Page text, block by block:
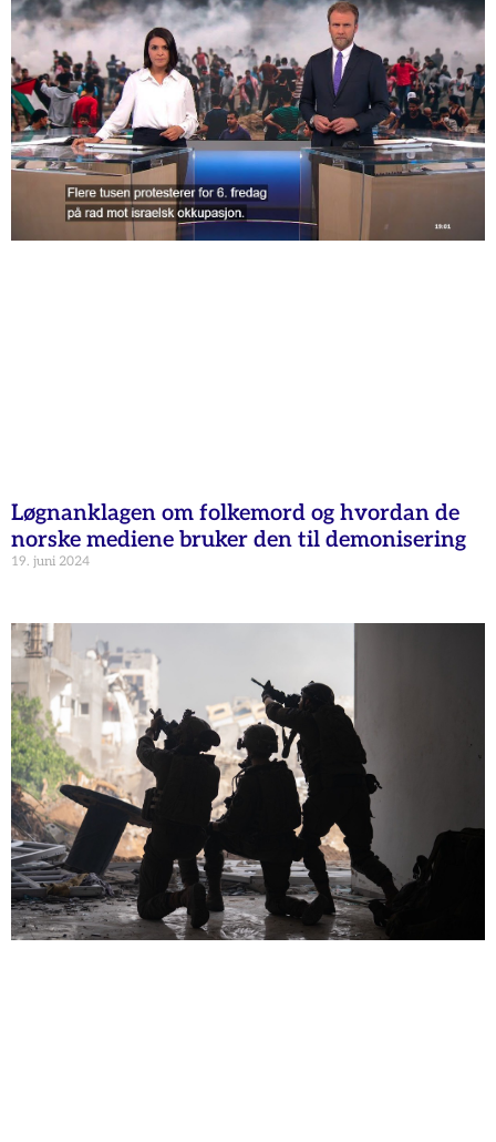
Løgnanklagen om folkemord og hvordan de
norske mediene bruker den til demonisering
19. juni 2024